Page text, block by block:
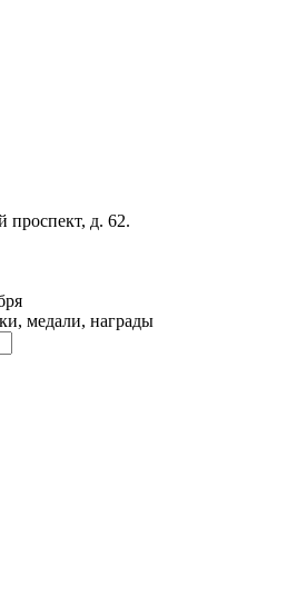
проспект, д. 62.
медали, награды